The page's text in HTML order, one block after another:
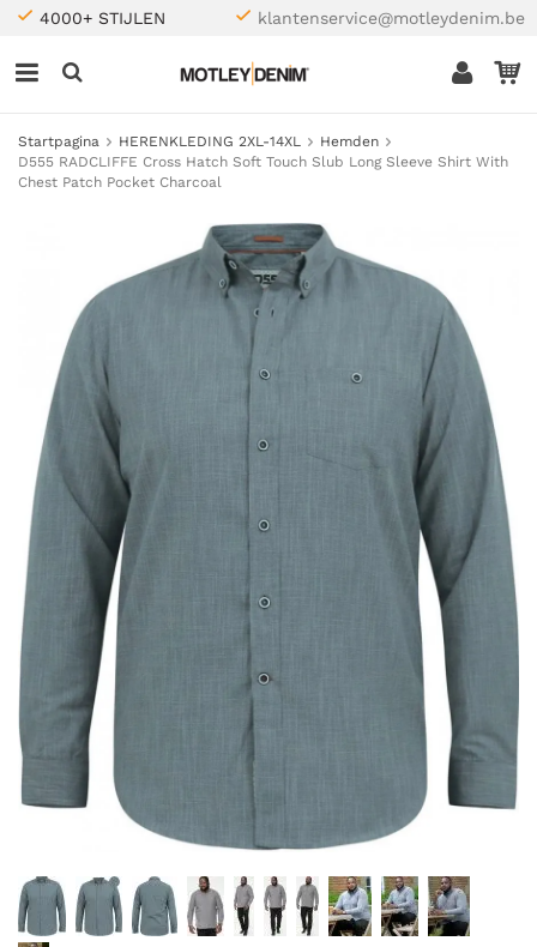
4000+ STIJLEN klantenservice@motleydenim.be
Startpagina HERENKLEDING 2XL-14XL
Hemden
D555 RADCLIFFE Cross Hatch Soft Touch Slub Long Sleeve Shirt With
Chest Patch Pocket Charcoal